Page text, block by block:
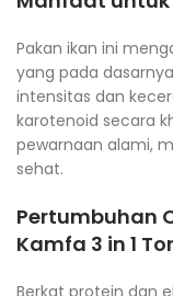
Pakan ikan ini
yang pada
intensitas dan
karotenoid secara
pewarnaan alami,
sehat.
Pertumbuhan
Kamfa 3 in 1